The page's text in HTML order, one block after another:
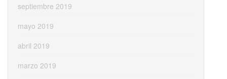
septiembre 2019
mayo 2019
abril 2019
marzo 2019